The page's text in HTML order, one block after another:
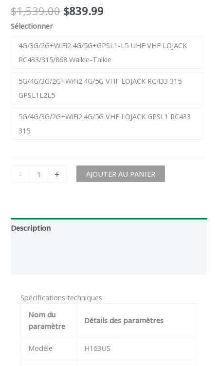
$1,539.00 $839.99
Sélectionner
4G/3G/2G+WiFi2.4G/5G+GPSL1-L5 UHF VHF LOJACK
RC433/315/868 Walkie-Talkie
5G/4G/3G/2G+WiFi2.4G/5G VHF LOJACK RC433 315
GPSL1L2L5
5G/4G/3G/2G+WiFi2.4G/5G VHF LOJACK GPSL1 RC433
315
- + AJOUTER AU PANIER
Description
Spécifications techniques
Nom du
paramètre
Détails des paramètres
Modèle H163US